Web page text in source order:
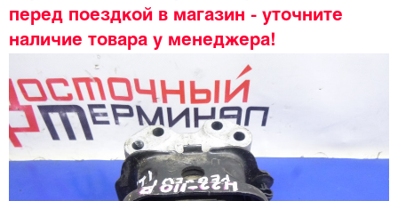
перед поездкой в магазин - уточните
наличие товара у менеджера!